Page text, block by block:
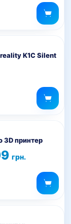
K1C Silent
3D принтер
грн.